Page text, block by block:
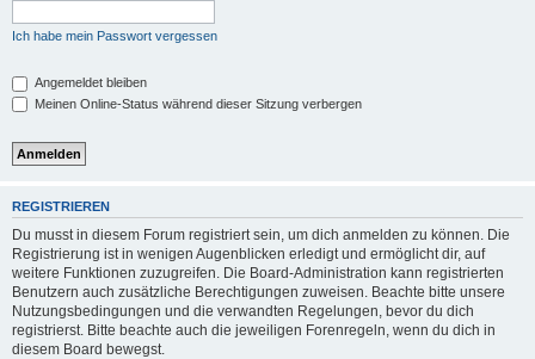
Ich habe mein Passwort vergessen
Angemeldet bleiben
Meinen Online-Status während dieser Sitzung verbergen
REGISTRIEREN
Du musst in diesem Forum registriert sein, um dich anmelden zu können. Die
Registrierung ist in wenigen Augenblicken erledigt und ermöglicht dir, auf
weitere Funktionen zuzugreifen. Die Board-Administration kann registrierten
Benutzern auch zusätzliche Berechtigungen zuweisen. Beachte bitte unsere
Nutzungsbedingungen und die verwandten Regelungen, bevor du dich
registrierst. Bitte beachte auch die jeweiligen Forenregeln, wenn du dich in
diesem Board bewegst.